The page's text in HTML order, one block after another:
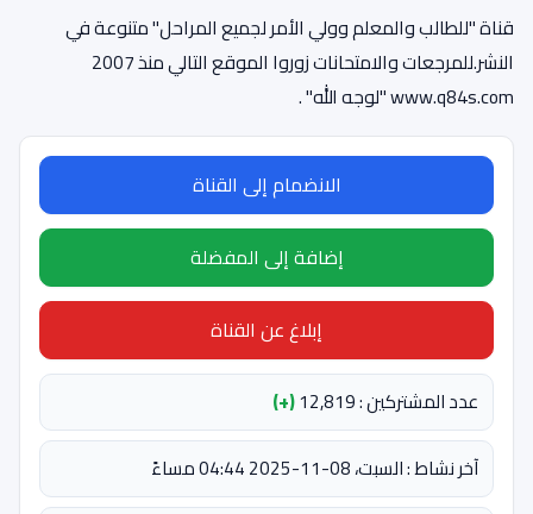
قناة "للطالب والمعلم وولي الأمر لجميع المراحل" متنوعة في
النشر.للمرجعات والامتحانات زوروا الموقع التالي منذ 2007
www.q84s.com "لوجه الله" .
الانضمام إلى القناة
إضافة إلى المفضلة
إبلاغ عن القناة
عدد المشتركين : 12,819
(+)
آخر نشاط : السبت، 08-11-2025 04:44 مساءً